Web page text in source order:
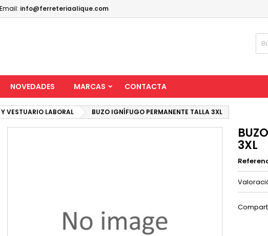
Email: info@ferreteriaalique.com
NOVEDADES MARCAS CONTACTA
VESTUARIO LABORAL BUZO IGNÍFUGO PERMANENTE TALLA 3XL
3XL